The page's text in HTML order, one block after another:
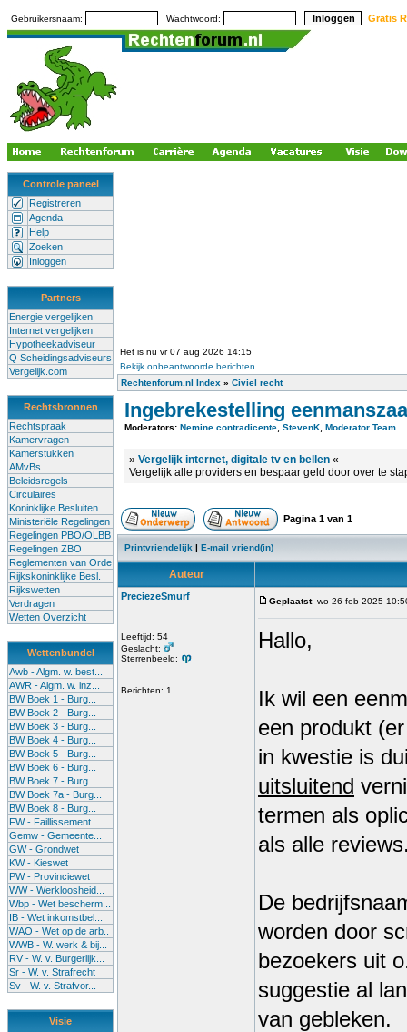
Gebruikersnaam: Wachtwoord: Gratis
Controle paneel
Registreren
Agenda
Help
Zoeken
Inloggen
Partners
Energie vergelijken
Internet vergelijken
Hypotheekadviseur
Q Scheidingsadviseurs
Vergelijk.com
Rechtsbronnen
Rechtspraak
Kamervragen
Kamerstukken
AMvBs
Beleidsregels
Circulaires
Koninklijke Besluiten
Ministeriële Regelingen
Regelingen PBO/OLBB
Regelingen ZBO
Reglementen van Orde
Rijkskoninklijke Besl.
Rijkswetten
Verdragen
Wetten Overzicht
Wettenbundel
Awb - Algm. w. best...
AWR - Algm. w. inz...
BW Boek 1 - Burg...
BW Boek 2 - Burg...
BW Boek 3 - Burg...
BW Boek 4 - Burg...
BW Boek 5 - Burg...
BW Boek 6 - Burg...
BW Boek 7 - Burg...
BW Boek 7a - Burg...
BW Boek 8 - Burg...
FW - Faillissement...
Gemw - Gemeente...
GW - Grondwet
KW - Kieswet
PW - Provinciewet
WW - Werkloosheid...
Wbp - Wet bescherm...
IB - Wet inkomstbel...
WAO - Wet op de arb..
WWB - W. werk & bij...
RV - W. v. Burgerlijk...
Sr - W. v. Strafrecht
Sv - W. v. Strafvor...
Visie
Het is nu vr 07 aug 2026 14:15
Bekijk onbeantwoorde berichten
Rechtenforum.nl Index » Civiel recht
Ingebrekestelling
Moderators: Nemine contradicente StevenK Moderator Team
» Vergelijk internet, digitale tv en bellen «
Vergelijk alle providers en bespaar geld door over te
Pagina 1 van 1
Printvriendelijk | E-mail vriend(in)
Auteur
PreciezeSmurf
Leeftijd: 54
Geslacht:
Sterrenbeeld:
Berichten: 1
Geplaatst: wo 26 feb 2025
Hallo,
Ik wil een
een produkt
in kwestie is
uitsluitend
termen als
als alle
De
worden door
bezoekers uit
suggestie al
van gebleken.